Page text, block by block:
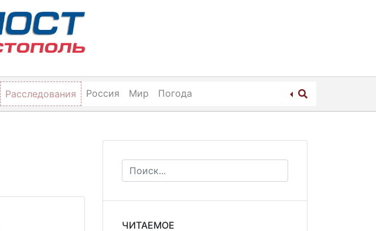
Расследования Россия Мир Погода
ЧИТАЕМОЕ